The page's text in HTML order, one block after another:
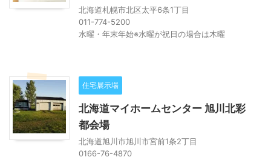
北海道札幌市北区太平6条1丁目
011-774-5200
水曜・年末年始※水曜が祝日の場合は木曜
住宅展示場
北海道マイホームセンター 旭川北彩
都会場
北海道旭川市旭川市宮前1条2丁目
0166-76-4870